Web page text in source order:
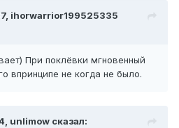
ihorwarrior199525335
При поклёвки мгновенный
впринципе не когда не было.
unlimow сказал: